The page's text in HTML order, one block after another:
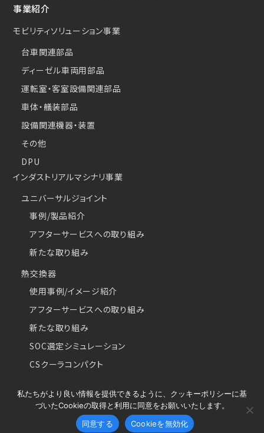
事業紹介
モビリティソリューション事業
台車関連部品
ディーゼル車両用部品
運転室・客室設備関連部品
車体・艤装部品
設備関連機器・装置
その他
DPU
インダストリアルマシナリ事業
ユニバーサルジョイント
事例/製品紹介
アフターサービスへの取り組み
新たな取り組み
熱交換器
使用事例/イメージ紹介
アフターサービスへの取り組み
新たな取り組み
SOC選定シミュレーション
CSクーラコンパクト
Copyright © 2026 Najico CO.,LTD. All Rights Reserved.
私たちがより良い情報を提供できるように、クッキーポリシーに基
づいたCookieの取得と利用に同意をお願いいたします。
同意する
Cookieを無効化